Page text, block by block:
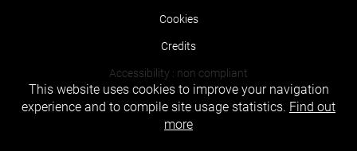
Cookies
Credits
Accessibility : non compliant
This website uses cookies to improve your navigation
experience and to compile site usage statistics. Find out
more